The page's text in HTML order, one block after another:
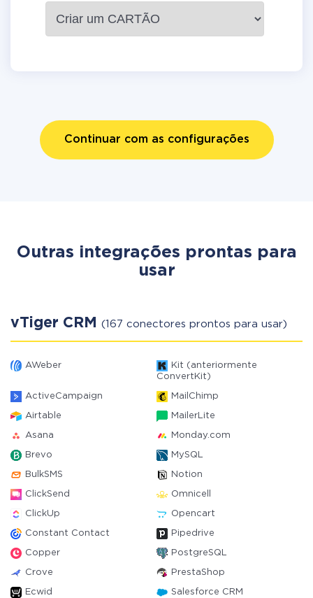
Continuar com as configurações
Outras integrações prontas para
usar
vTiger CRM (167 conectores prontos para usar)
AWeber
Kit (anteriormente
ConvertKit)
ActiveCampaign MailChimp
Airtable MailerLite
Asana Monday.com
Brevo MySQL
BulkSMS Notion
ClickSend Omnicell
ClickUp Opencart
Constant Contact Pipedrive
Copper PostgreSQL
Crove PrestaShop
Ecwid Salesforce CRM